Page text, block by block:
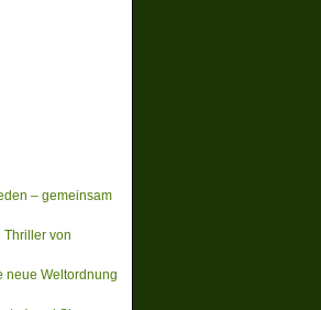
– gemeinsam
Thriller von
neue Weltordnung